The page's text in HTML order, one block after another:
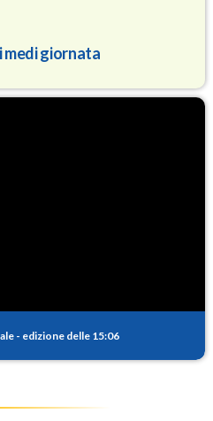
medi giornata
- edizione delle 15:06